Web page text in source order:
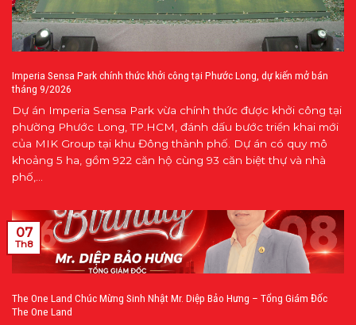
Imperia Sensa Park chính thức khởi công tại Phước Long, dự kiến mở bán
tháng 9/2026
Dự án Imperia Sensa Park vừa chính thức được khởi công tại
phường Phước Long, TP.HCM, đánh dấu bước triển khai mới
của MIK Group tại khu Đông thành phố. Dự án có quy mô
khoảng 5 ha, gồm 922 căn hộ cùng 93 căn biệt thự và nhà
phố,...
The One Land Chúc Mừng Sinh Nhật Mr. Diệp Bảo Hưng – Tổng Giám Đốc
The One Land
07
Th8